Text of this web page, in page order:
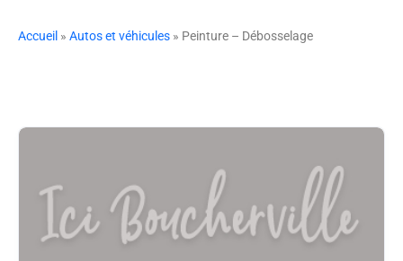
Accueil » Autos et véhicules » Peinture – Débosselage